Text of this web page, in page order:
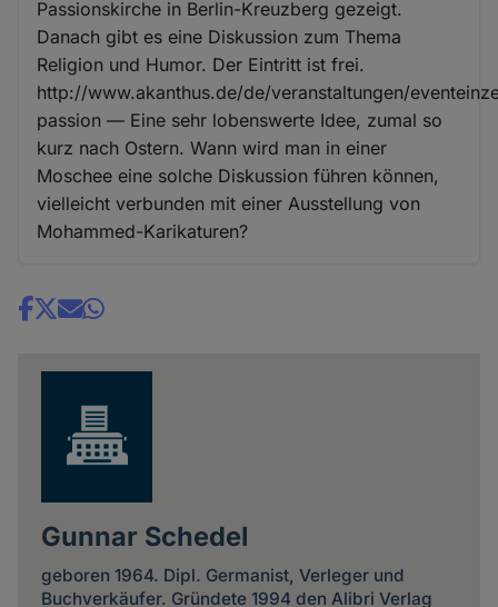
Passionskirche in Berlin-Kreuzberg gezeigt.
Danach gibt es eine Diskussion zum Thema
Religion und Humor. Der Eintritt ist frei.
http://www.akanthus.de/de/veranstaltungen/
passion — Eine sehr lobenswerte Idee, zumal so
kurz nach Ostern. Wann wird man in einer
Moschee eine solche Diskussion führen können,
vielleicht verbunden mit einer Ausstellung von
Mohammed-Karikaturen?
Share
Gunnar Schedel
geboren 1964. Dipl. Germanist, Verleger und
Buchverkäufer. Gründete 1994 den Alibri Verlag